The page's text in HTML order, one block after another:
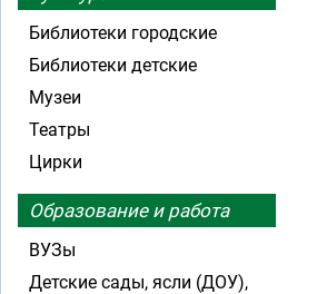
Библиотеки городские
Библиотеки детские
Музеи
Театры
Цирки
Образование и работа
ВУЗы
Детские сады, ясли (ДОУ),